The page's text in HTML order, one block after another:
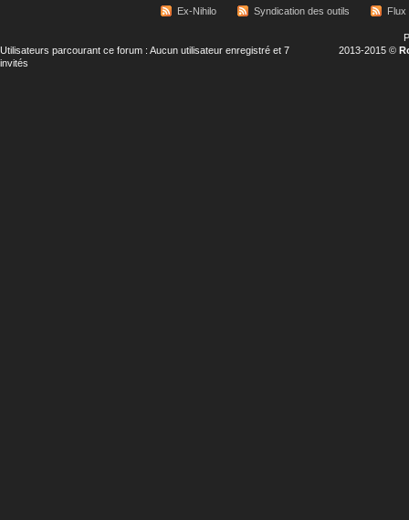
Ex-Nihilo Syndication des outils Flux
Utilisateurs parcourant ce forum : Aucun utilisateur enregistré et 7
invités
2013-2015 ©